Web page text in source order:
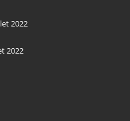
2022
2022